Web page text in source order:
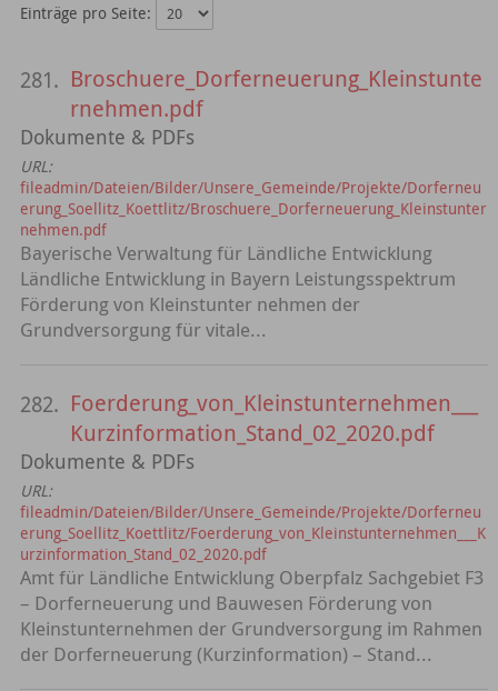
Einträge pro Seite:
281. Broschuere_Dorferneuerung_Kleinstunte
rnehmen.pdf
Dokumente & PDFs
URL:
fileadmin/Dateien/Bilder/Unsere_Gemeinde/Projekte/Dorferneu
erung_Soellitz_Koettlitz/Broschuere_Dorferneuerung_Kleinstunter
nehmen.pdf
Bayerische Verwaltung für Ländliche Entwicklung
Ländliche Entwicklung in Bayern Leistungsspektrum
Förderung von Kleinstunter­ nehmen der
Grundversorgung für vitale...
282. Foerderung_von_Kleinstunternehmen___
Kurzinformation_Stand_02_2020.pdf
Dokumente & PDFs
URL:
fileadmin/Dateien/Bilder/Unsere_Gemeinde/Projekte/Dorferneu
erung_Soellitz_Koettlitz/Foerderung_von_Kleinstunternehmen___K
urzinformation_Stand_02_2020.pdf
Amt für Ländliche Entwicklung Oberpfalz Sachgebiet F3
– Dorferneuerung und Bauwesen Förderung von
Kleinstunternehmen der Grundversorgung im Rahmen
der Dorferneuerung (Kurzinformation) – Stand...